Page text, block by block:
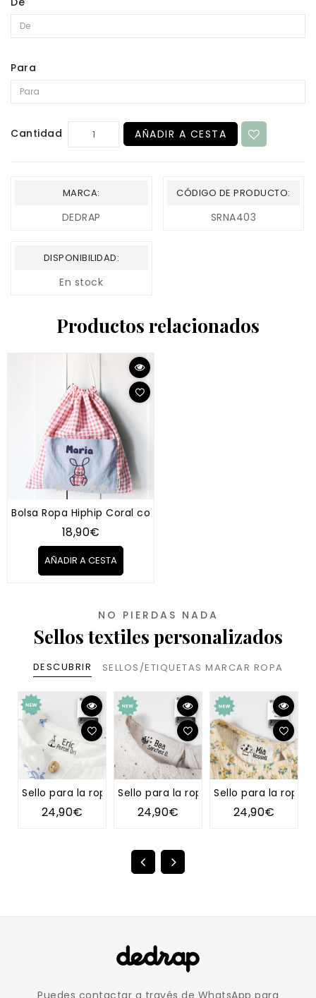
Para
Cantidad AÑADIR A CESTA
MARCA:
DEDRAP
CÓDIGO DE PRODUCTO:
SRNA403
DISPONIBILIDAD:
En stock
Productos relacionados
Bolsa Ropa Hiphip Coral con tu nombre
18,90€
AÑADIR A CESTA
NO PIERDAS NADA
Sellos textiles personalizados
DESCUBRIR SELLOS/ETIQUETAS MARCAR ROPA
Sello para la ropa TIPI
24,90€
Sello para la ropa DIENTE DE LEÓN
24,90€
Sello para la ropa
24,90€